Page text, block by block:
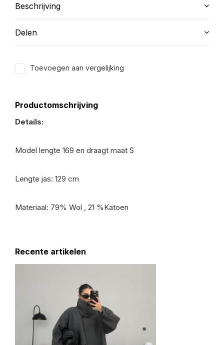
Beschrijving
Delen
Toevoegen aan vergelijking
Productomschrijving
Details:
Model lengte 169 en draagt maat S
Lengte jas: 129 cm
Materiaal: 79% Wol , 21 %Katoen
Recente artikelen